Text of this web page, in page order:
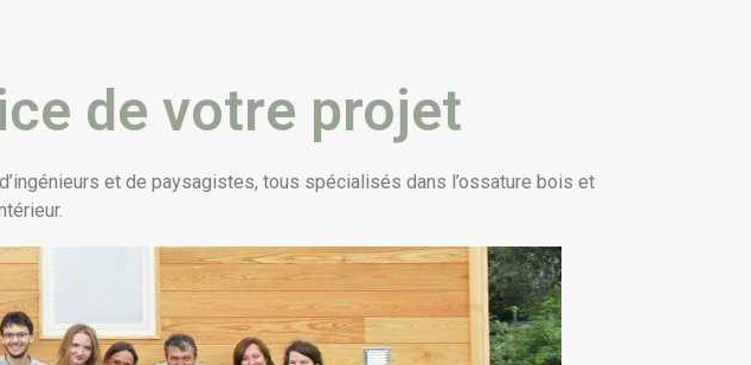
de votre projet
et de paysagistes, tous spécialisés dans l’ossature bois et